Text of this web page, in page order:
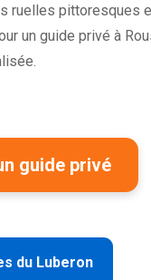
ruelles
un guide privé à
guide privé
du Luberon